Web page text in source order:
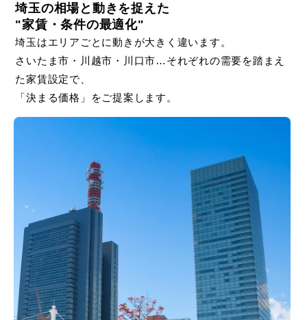
埼玉の相場と動きを捉えた
"家賃・条件の最適化"
埼玉はエリアごとに動きが大きく違います。
さいたま市・川越市・川口市…それぞれの需要を踏まえ
た家賃設定で、
「決まる価格」をご提案します。